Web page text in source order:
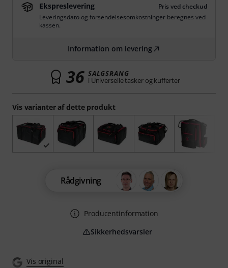
Vis original
Vis varianter af dette produkt
Ekspreslevering
Pris ved checkud
Leveringsdato og forsendelsesomkostninger beregnes ved
kassen.
Information om levering
36 SALGSRANG
i Universelle tasker og kufferter
Rådgivning
Producentinformation
Sikkerhedsvarsler